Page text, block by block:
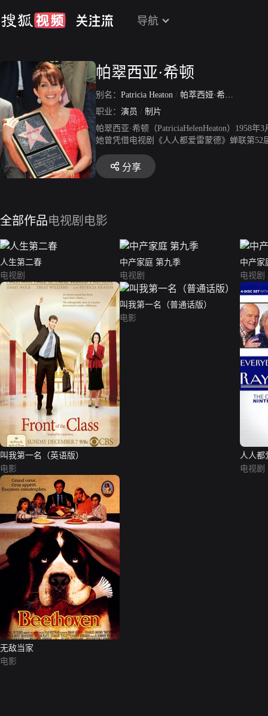
导航
帕翠西亚·希顿
别名： Patricia Heaton / 帕萃西娅·希顿
职业： 演员 / 制片
帕翠西亚·希顿（PatriciaHelenHeaton）1958
她曾凭借电视剧《人人都爱雷蒙德》蝉联第
巴龙DebraBarone而为人所知。1989年9月，
雷蒙德》饰演黛博拉·巴龙。2005年11月担任
片人。2009年担任美国短片《Versailles》制
分享
全部作品电视剧 电影
人生第二春
电视剧
中产家庭 第九季
电视剧
中产家
电视剧
叫我第一名（英语版）
电影
叫我第一名（普通话版）
电影
人人都
电视剧
无敌当家
电影